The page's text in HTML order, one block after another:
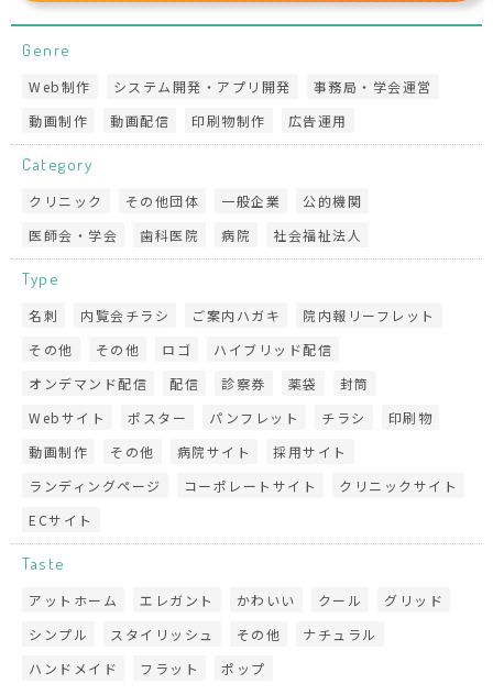
Genre
Web制作 システム開発・アプリ開発
事務局・学会運営
動画制作
動画配信 印刷物制作 広告運用
Category
クリニック その他団体 一般企業
公的機関
医師会・学会
歯科医院 病院 社会福祉法人
Type
名刺 内覧会チラシ ご案内ハガキ
院内報リーフレット
その他
その他 ロゴ
ハイブリッド配信
オンデマンド配信
配信 診察券 薬袋
封筒
Webサイト
ポスター パンフレット チラシ
印刷物
動画制作
その他 病院サイト
採用サイト
ランディングページ
コーポレートサイト
クリニックサイト
ECサイト
Taste
アットホーム エレガント かわいい クール
グリッド
シンプル
スタイリッシュ その他
ナチュラル
ハンドメイド
フラット ポップ